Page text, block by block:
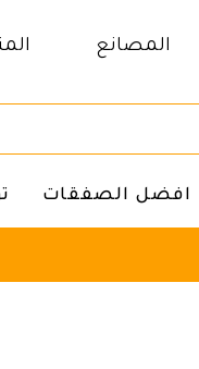
المصانع
افضل الصفقات